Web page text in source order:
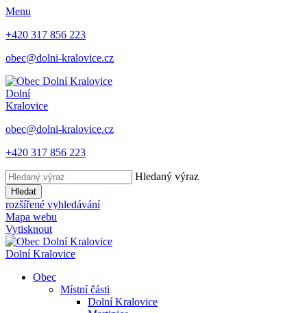
Menu
+420 317 856 223
obec@dolni-kralovice.cz
Dolní
Kralovice
obec@dolni-kralovice.cz
+420 317 856 223
Hledaný výraz
Hledat
rozšířené vyhledávání
Mapa webu
Vytisknout
Dolní Kralovice
Obec
Místní části
Dolní Kralovice